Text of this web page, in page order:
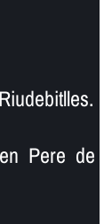
Pere de